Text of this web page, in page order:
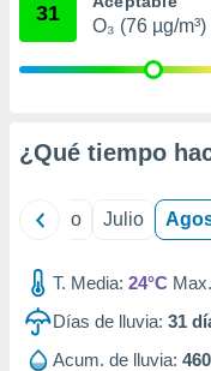
publicidad
publicidad
1199
31
O₃ (76 µg/m³)
¿Qué tiempo
Junio Julio
T. Media: 24°C
Días de lluvia: 31
Acum. de lluvia: